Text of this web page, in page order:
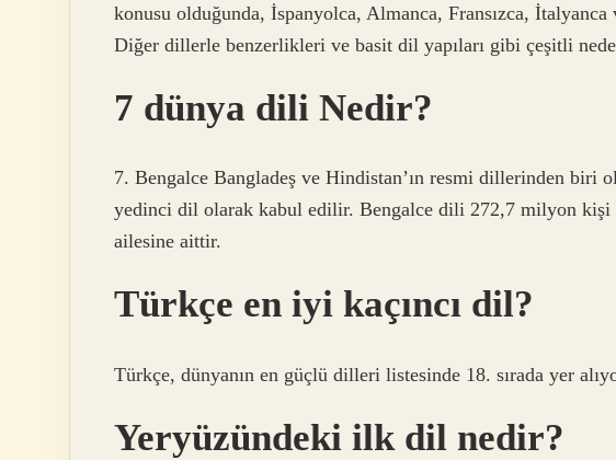
konusu olduğunda, İspanyolca, Almanca, Fransızca,
Diğer dillerle benzerlikleri ve basit dil yapıları gibi çeşitli
7 dünya dili Nedir?
7. Bengalce Bangladeş ve Hindistan’ın resmi dillerinden biri
yedinci dil olarak kabul edilir. Bengalce dili 272,7 milyon kişi
ailesine aittir.
Türkçe en iyi kaçıncı dil?
Türkçe, dünyanın en güçlü dilleri listesinde 18. sırada yer
Yeryüzündeki ilk dil nedir?